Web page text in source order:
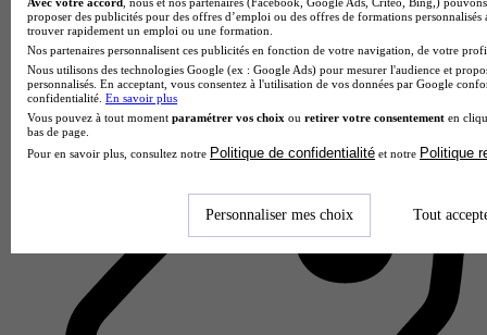
4.8
17 avis
Levallois-Perret
proposer des publicités pour des offres d’emploi ou des offres de formations
trouver rapidement un emploi ou une formation.
Nos partenaires personnalisent ces publicités en fonction de votre navigation, de votre
Nous utilisons des technologies Google (ex : Google Ads) pour mesurer l'audience et
personnalisés. En acceptant, vous consentez à l'utilisation de vos données par Google
confidentialité. En savoir plus
Vous pouvez à tout moment paramétrer vos choix ou retirer votre consentement en
bas de page.
Pour en savoir plus, consultez notre Politique de confidentialité et notre Politique
Personnaliser mes choix Tout